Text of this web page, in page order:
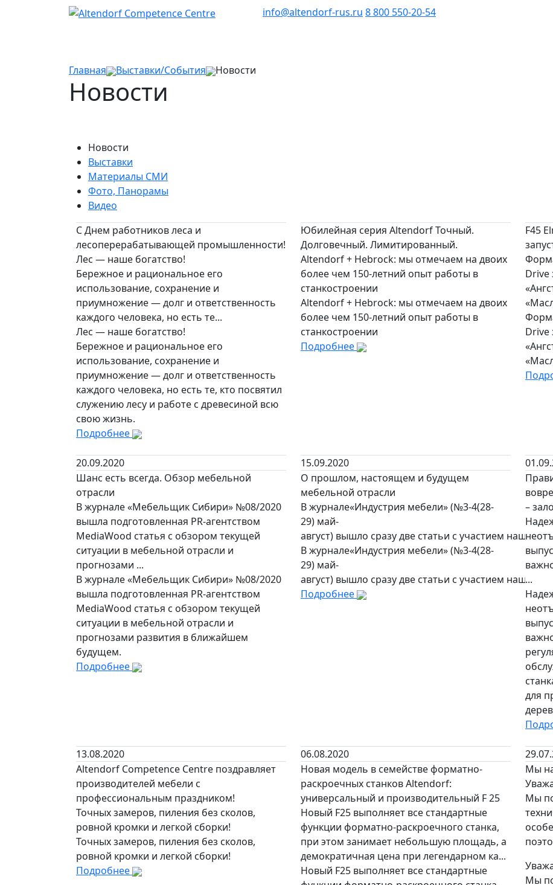
info@altendorf-rus.ru 8 800 550-20-54
Главная Выставки/События Новости
Новости
Новости
Выставки
Материалы СМИ
Фото, Панорамы
Видео
С Днем работников леса и
лесоперерабатывающей промышленности!
Лес — наше богатство!
Бережное и рациональное его
использование, сохранение и
приумножение — долг и ответственность
каждого человека, но есть те...
Лес — наше богатство!
Бережное и рациональное его
использование, сохранение и
приумножение — долг и ответственность
каждого человека, но есть те, кто посвятил
служению лесу и работе с древесиной всю
свою жизнь.
Подробнее
20.09.2020
Юбилейная серия Altendorf Точный.
Долговечный. Лимитированный.
Altendorf + Hebrock: мы отмечаем на двоих
более чем 150-летний опыт работы в
станкостроении
Altendorf + Hebrock: мы отмечаем на двоих
более чем 150-летний опыт работы в
станкостроении
Подробнее
15.09.2020
F45
Drive
Drive
Шанс есть всегда. Обзор мебельной
отрасли
В журнале «Мебельщик Сибири» №08/2020
вышла подготовленная PR-агентством
MediaWood статья с обзором текущей
ситуации в мебельной отрасли и
прогнозами ...
В журнале «Мебельщик Сибири» №08/2020
вышла подготовленная PR-агентством
MediaWood статья с обзором текущей
ситуации в мебельной отрасли и
прогнозами развития в ближайшем
будущем.
Подробнее
13.08.2020
О прошлом, настоящем и будущем
мебельной отрасли
В журнале«Индустрия мебели» (№3-4(28-
29) май-
август) вышло сразу две статьи с участием нашей
В журнале«Индустрия мебели» (№3-4(28-
29) май-
август) вышло сразу две статьи с участием нашей
Подробнее
06.08.2020
–
...
для
Altendorf Competence Centre поздравляет
производителей мебели с
профессиональным праздником!
Точных замеров, пиления без сколов,
ровной кромки и легкой сборки!
Точных замеров, пиления без сколов,
ровной кромки и легкой сборки!
Подробнее
Новая модель в семействе форматно-
раскроечных станков Altendorf:
универсальный и производительный F 25
Новый F25 выполняет все стандартные
функции форматно-раскроечного станка,
при этом занимает небольшую площадь, а
демократичная цена при легендарном ка...
Новый F25 выполняет все стандартные
Мы
Мы
Мы